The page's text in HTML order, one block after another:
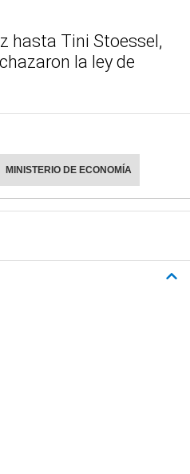
hasta Tini Stoessel,
la ley de
MINISTERIO DE ECONOMÍA